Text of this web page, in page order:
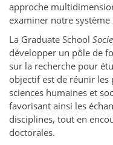
approche
examiner notre système
La Graduate School
développer un pôle de
sur la recherche pour
objectif est de réunir les
sciences humaines et
favorisant ainsi les
disciplines, tout en
doctorales.